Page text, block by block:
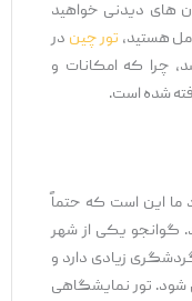
های دیدنی خواهید
هستید،تور چیندر
چرا که امکانات و
شده است.
این است که حتماً
یکی از شهر
زیادی دارد و
تور نمایشگاهی